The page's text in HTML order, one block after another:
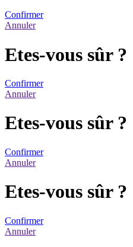
Confirmer
Annuler
Etes-vous sûr ?
Confirmer
Annuler
Etes-vous sûr ?
Confirmer
Annuler
Etes-vous sûr ?
Confirmer
Annuler